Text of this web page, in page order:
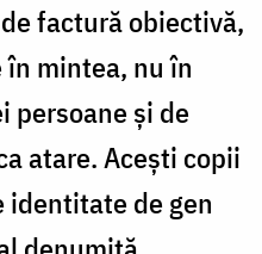
factură obiectivă,
în mintea, nu în
persoane și de
atare. Acești copii
identitate de gen